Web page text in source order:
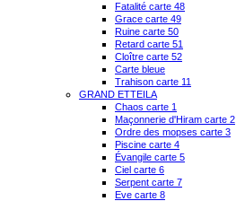
Fatalité carte 48
Grace carte 49
Ruine carte 50
Retard carte 51
Cloître carte 52
Carte bleue
Trahison carte 11
GRAND ETTEILA
Chaos carte 1
Maçonnerie d'Hiram carte 2
Ordre des mopses carte 3
Piscine carte 4
Évangile carte 5
Ciel carte 6
Serpent carte 7
Eve carte 8